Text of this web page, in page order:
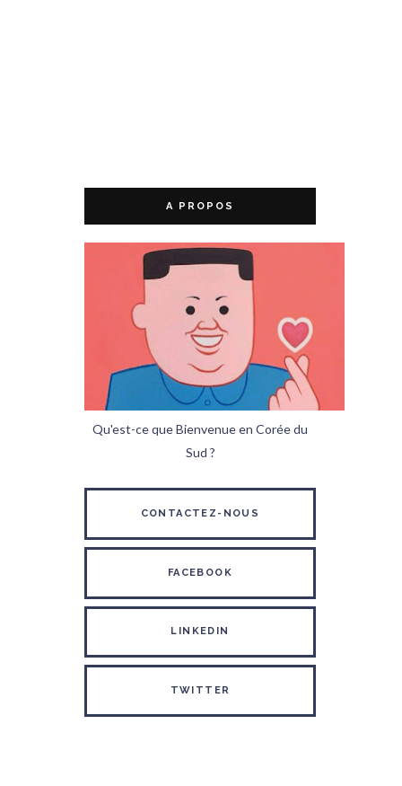
A PROPOS
Qu'est-ce que Bienvenue en Corée du
Sud ?
CONTACTEZ-NOUS
FACEBOOK
LINKEDIN
TWITTER